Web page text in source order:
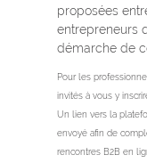
proposées
entrepreneurs
démarche de
Pour les
invités à vous y
Un lien vers la
envoyé afin de
rencontres B2B en